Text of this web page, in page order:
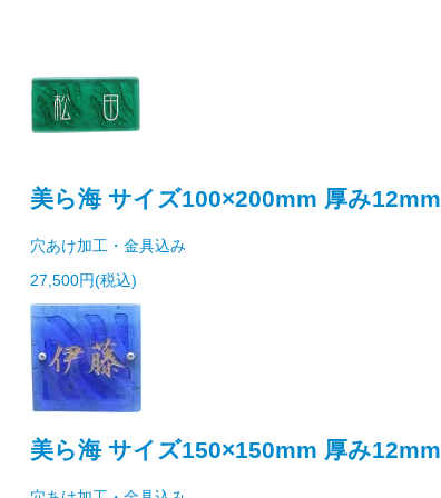
美ら海 サイズ100×200mm 厚み12mm
穴あけ加工・金具込み
27,500円(税込)
美ら海 サイズ150×150mm 厚み12mm